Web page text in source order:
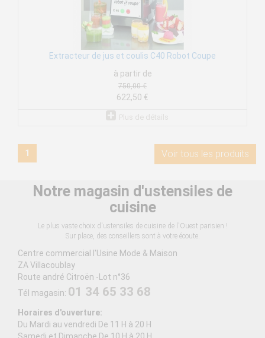
Extracteur de jus et coulis C40 Robot Coupe
à partir de
750,00 €
622,50 €
1 Voir tous les produits
Notre magasin d'ustensiles de
cuisine
Le plus vaste choix d'ustensiles de cuisine de l'Ouest parisien !
Sur place, des conseillers sont à votre écoute.
Centre commercial l'Usine Mode & Maison
ZA Villacoublay
Route andré Citroën -Lot n°36
Tél magasin: 01 34 65 33 68
Horaires d'ouverture:
Du Mardi au vendredi De 11 H à 20 H